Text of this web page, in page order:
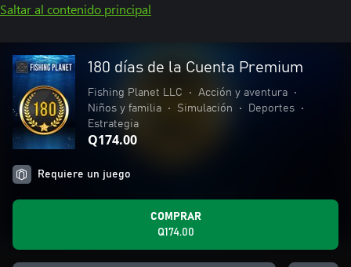
Saltar al contenido principal
180 días de la Cuenta Premium
Fishing Planet LLC • Acción y aventura
•
Niños y familia
• Simulación • Deportes
•
Estrategia
Q174.00
Requiere un juego
COMPRAR
Q174.00